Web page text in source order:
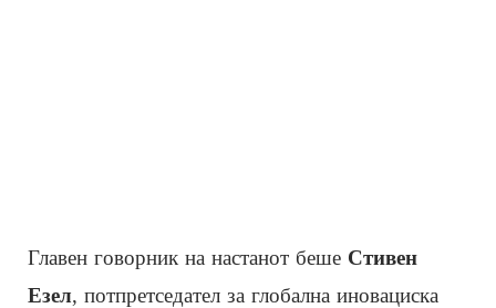
Главен говорник на настанот беше Стивен
Езел, потпретседател за глобална иновациска